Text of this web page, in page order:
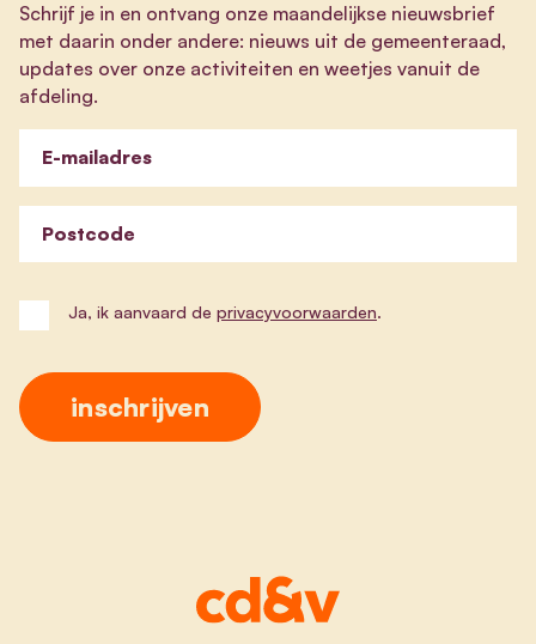
Schrijf je in en ontvang onze maandelijkse nieuwsbrief
met daarin onder andere: nieuws uit de gemeenteraad,
updates over onze activiteiten en weetjes vanuit de
afdeling.
E-mailadres
Postcode
Ja, ik aanvaard de privacyvoorwaarden.